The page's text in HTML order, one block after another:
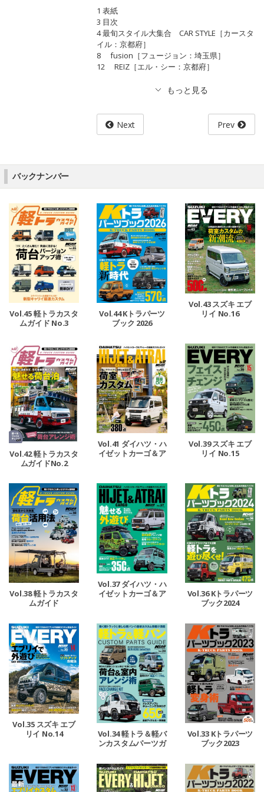
1 表紙
3 目次
4 最旬スタイル大集合 CAR STYLE［カースタ
イル：京都府］
8 fusion［フュージョン：埼玉県］
12 REIZ［エル・シー：京都府］
Next Prev
バックナンバー
Vol.45 軽トラカスタ
ムガイド No.3
Vol.44 Kトラパーツ
ブック 2026
Vol.43 スズキ エブ
リイ No.16
Vol.42 軽トラカスタ
ムガイドNo.2
Vol.41 ダイハツ・ハ
イゼットカーゴ＆ア
Vol.39 スズキ エブ
リイ No.15
Vol.38 軽トラカスタ
ムガイド
Vol.37 ダイハツ・ハ
イゼットカーゴ＆ア
Vol.36 Kトラパーツ
ブック2024
Vol.35 スズキ エブ
リイ No.14
Vol.34 軽トラ＆軽バ
ンカスタムパーツガ
Vol.33 Kトラパーツ
ブック2023